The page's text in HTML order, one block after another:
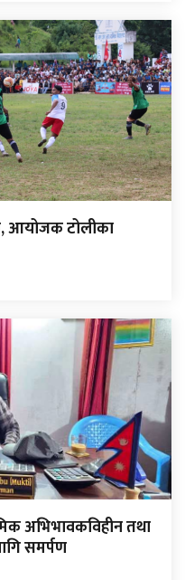
आयोजक टोलीका
अभिभावकविहीन तथा
समर्पण